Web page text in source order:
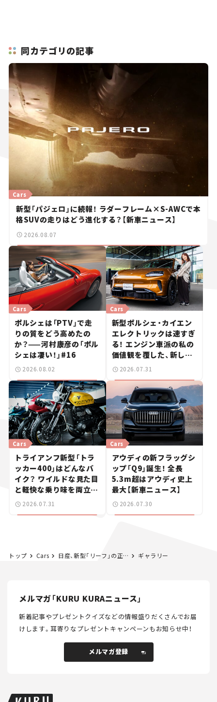
同カテゴリの記事
新型「パジェロ」に続報！ ラダーフレーム×S-AWCで本
格SUVの走りはどう進化する？【新車ニュース】
Cars
2026.08.07
ポルシェは「PTV」で走
りの質をどう高めたの
か？——河村康彦の「ポル
シェは凄い！」#16
Cars
2026.08.02
新型ポルシェ・カイエン
エレクトリックは速すぎ
る！ エンジン車派の私の
価値観を覆した、新しい
ポルシェの走り。
Cars
2026.07.31
トライアンフ新型「トラ
ッカー400」はどんなバ
イク？ ワイルドな見た目
と軽快な乗り味を両立し
た400ccフラットトラッ
Cars
2026.07.31
アウディの新フラッグシ
ップ「Q9」誕生！ 全長
5.3m超はアウディ史上
最大【新車ニュース】
Cars
2026.07.30
トップ Cars 日産、新型「リーフ」の正式発表迫る！ 新開発のパワートレイン「3-in-1」は何がスゴイ？【新車ニュース】 ギャラリー
メルマガ「KURU KURAニュース」
新着記事やプレゼントクイズなどの情報盛りだくさんでお届
けします。耳寄りなプレゼントキャンペーンもお知らせ中！
メルマガ登録